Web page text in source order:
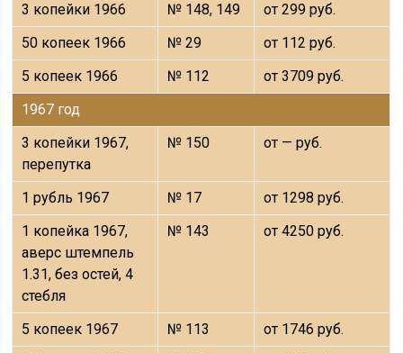
3 копейки 1966
№ 148, 149
от 299 руб.
50 копеек 1966
№ 29
от 112 руб.
5 копеек 1966
№ 112
от 3709 руб.
1967 год
3 копейки 1967,
перепутка
№ 150 от — руб.
1 рубль 1967 № 17
от 1298 руб.
1 копейка 1967,
аверс штемпель
1.31, без остей, 4
стебля
№ 143 от 4250 руб.
5 копеек 1967 № 113
от 1746 руб.